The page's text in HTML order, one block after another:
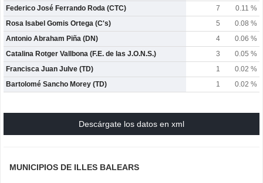
Federico José Ferrando Roda (CTC)
7
0.11 %
Rosa Isabel Gomis Ortega (C's)
5
0.08 %
Antonio Abraham Piña (DN)
4
0.06 %
Catalina Rotger Vallbona (F.E. de las J.O.N.S.)
3
0.05 %
Francisca Juan Julve (TD)
1
0.02 %
Bartolomé Sancho Morey (TD)
1 0.02 %
Descárgate los datos en xml
MUNICIPIOS DE ILLES BALEARS